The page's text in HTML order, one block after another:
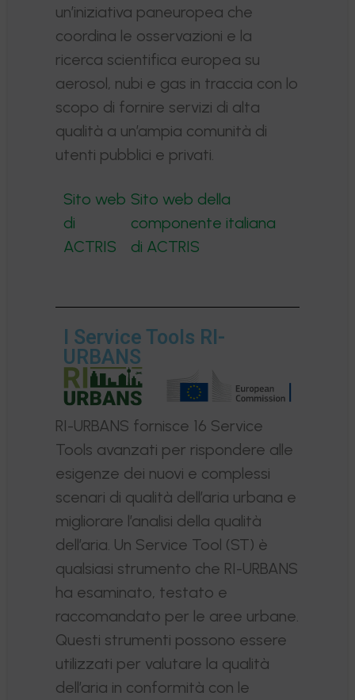
un’iniziativa paneuropea che
coordina le osservazioni e la
ricerca scientifica europea su
aerosol, nubi e gas in traccia con lo
scopo di fornire servizi di alta
qualità a un’ampia comunità di
utenti pubblici e privati.
Sito web
di
ACTRIS
Sito web della
componente italiana
di ACTRIS
I Service Tools RI-
URBANS
RI-URBANS fornisce 16 Service
Tools avanzati per rispondere alle
esigenze dei nuovi e complessi
scenari di qualità dell’aria urbana e
migliorare l’analisi della qualità
dell’aria. Un Service Tool (ST) è
qualsiasi strumento che RI-URBANS
ha esaminato, testato e
raccomandato per le aree urbane.
Questi strumenti possono essere
utilizzati per valutare la qualità
dell’aria in conformità con le